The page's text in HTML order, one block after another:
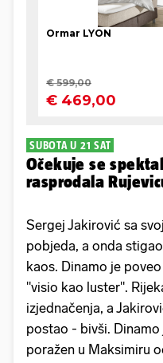
SUBOTA U 21 SAT
Očekuje se
rasprodala
Sergej Jakirović sa
pobjeda, a onda
kaos. Dinamo je
"visio kao luster".
izjednačenja, a
postao - bivši.
poražen u Maksimiru